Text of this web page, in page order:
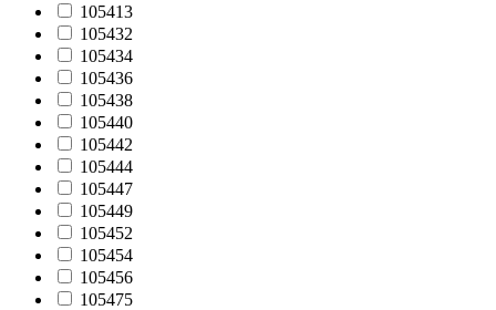
105413
105432
105434
105436
105438
105440
105442
105444
105447
105449
105452
105454
105456
105475